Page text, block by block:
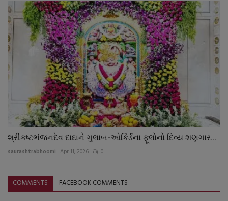
શ્રીકષ્ટભંજનદેવ દાદાને ગુલાબ-ઓકિર્ડના ફૂલોનો દિવ્ય શણગાર...
saurashtrabhoomi Apr 11, 2026 0
COMMENTS FACEBOOK COMMENTS